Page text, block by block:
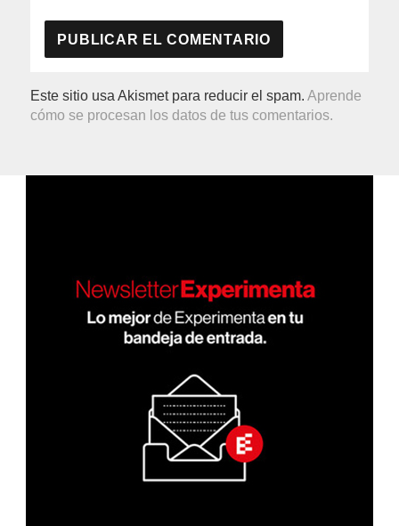
Este sitio usa Akismet para reducir el spam.Aprende
cómo se procesan los datos de tus comentarios.